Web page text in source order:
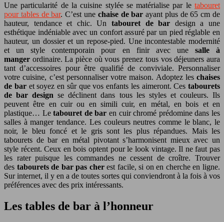
Une particularité de la cuisine stylée se matérialise par le tabouret
pour tables de bar. C’est une chaise de bar ayant plus de 65 cm de
hauteur, tendance et chic. Un tabouret de bar design a une
esthétique indéniable avec un confort assuré par un pied réglable en
hauteur, un dossier et un repose-pied. Une incontestable modernité
et un style contemporain pour en finir avec une salle à
manger ordinaire. La pièce où vous prenez tous vos déjeuners aura
tant d’accessoires pour être qualifié de conviviale. Personnaliser
votre cuisine, c’est personnaliser votre maison. Adoptez les chaises
de baret soyez en sûr que vos enfants les aimeront. Ces tabourets
de bar design se déclinent dans tous les styles et couleurs. Ils
peuvent être en cuir ou en simili cuir, en métal, en bois et en
plastique… Letabouret de bar en cuir chromé prédomine dans les
salles à manger tendance. Les couleurs neutres comme le blanc, le
noir, le bleu foncé et le gris sont les plus répandues. Mais les
tabourets de bar en métal pivotant s’harmonisent mieux avec un
style récent. Ceux en bois optent pour le look vintage. Il ne faut pas
les rater puisque les commandes ne cessent de croître. Trouver
des tabourets de bar pas cherest facile, si on en cherche en ligne.
Sur internet, il y en a de toutes sortes qui conviendront à la fois à vos
préférences avec des prix intéressants.
Les tables de bar à l’honneur